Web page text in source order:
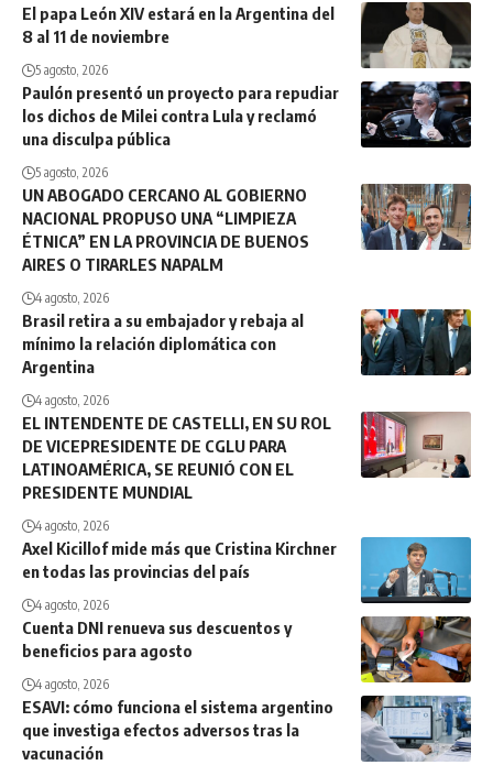
El papa León XIV estará en la Argentina del
8 al 11 de noviembre
5 agosto, 2026
Paulón presentó un proyecto para repudiar
los dichos de Milei contra Lula y reclamó
una disculpa pública
5 agosto, 2026
UN ABOGADO CERCANO AL GOBIERNO
NACIONAL PROPUSO UNA “LIMPIEZA
ÉTNICA” EN LA PROVINCIA DE BUENOS
AIRES O TIRARLES NAPALM
4 agosto, 2026
Brasil retira a su embajador y rebaja al
mínimo la relación diplomática con
Argentina
4 agosto, 2026
EL INTENDENTE DE CASTELLI, EN SU ROL
DE VICEPRESIDENTE DE CGLU PARA
LATINOAMÉRICA, SE REUNIÓ CON EL
PRESIDENTE MUNDIAL
4 agosto, 2026
Axel Kicillof mide más que Cristina Kirchner
en todas las provincias del país
4 agosto, 2026
Cuenta DNI renueva sus descuentos y
beneficios para agosto
4 agosto, 2026
ESAVI: cómo funciona el sistema argentino
que investiga efectos adversos tras la
vacunación